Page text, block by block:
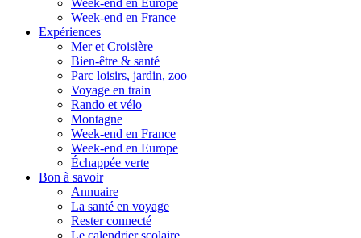
Week-end en Europe
Week-end en France
Expériences
Mer et Croisière
Bien-être & santé
Parc loisirs, jardin, zoo
Voyage en train
Rando et vélo
Montagne
Week-end en France
Week-end en Europe
Échappée verte
Bon à savoir
Annuaire
La santé en voyage
Rester connecté
Le calendrier scolaire